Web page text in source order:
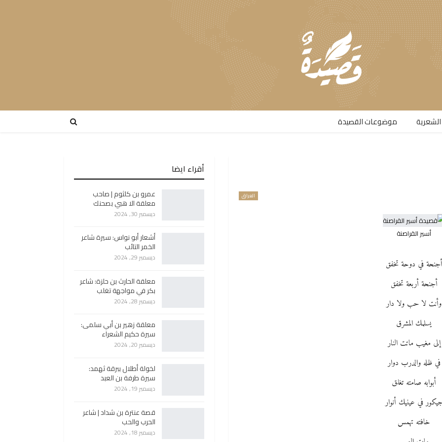
موضوعات القصيدة​
العراق
أسير القراصنة
أجنحة في دوحة تخفق
أجنحة أربعة تخفق
وأنت لا حب ولا دار
يسلمك المشرق
إلى مغيب ماتت النار
في ظله والدرب دوار
أبوابه صامته تغلق
في عينيك أنوار
خافته تهمس
أقراء ايضا
عمرو بن كلثوم | صاحب
معلقة الا هبي بصحنك
ديسمبر 30, 2024
أشعار أبو نواس: سيرة شاعر
الخمر التائب
ديسمبر 29, 2024
معلقة الحارث بن حلزة: شاعر
بكر في مواجهة تغلب
ديسمبر 28, 2024
معلقة زهير بن أبي سلمى:
سيرة حكيم الشعراء
ديسمبر 20, 2024
لخولة أطلال ببرقة ثهمد:
سيرة طرفة بن العبد
ديسمبر 19, 2024
قصة عنترة بن شداد | شاعر
الحرب والحب
ديسمبر 18, 2024